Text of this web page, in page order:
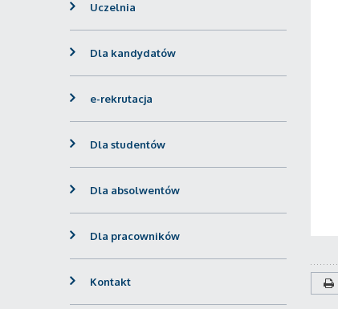
Uczelnia
Dla kandydatów
e-rekrutacja
Dla studentów
Dla absolwentów
Dla pracowników
Kontakt